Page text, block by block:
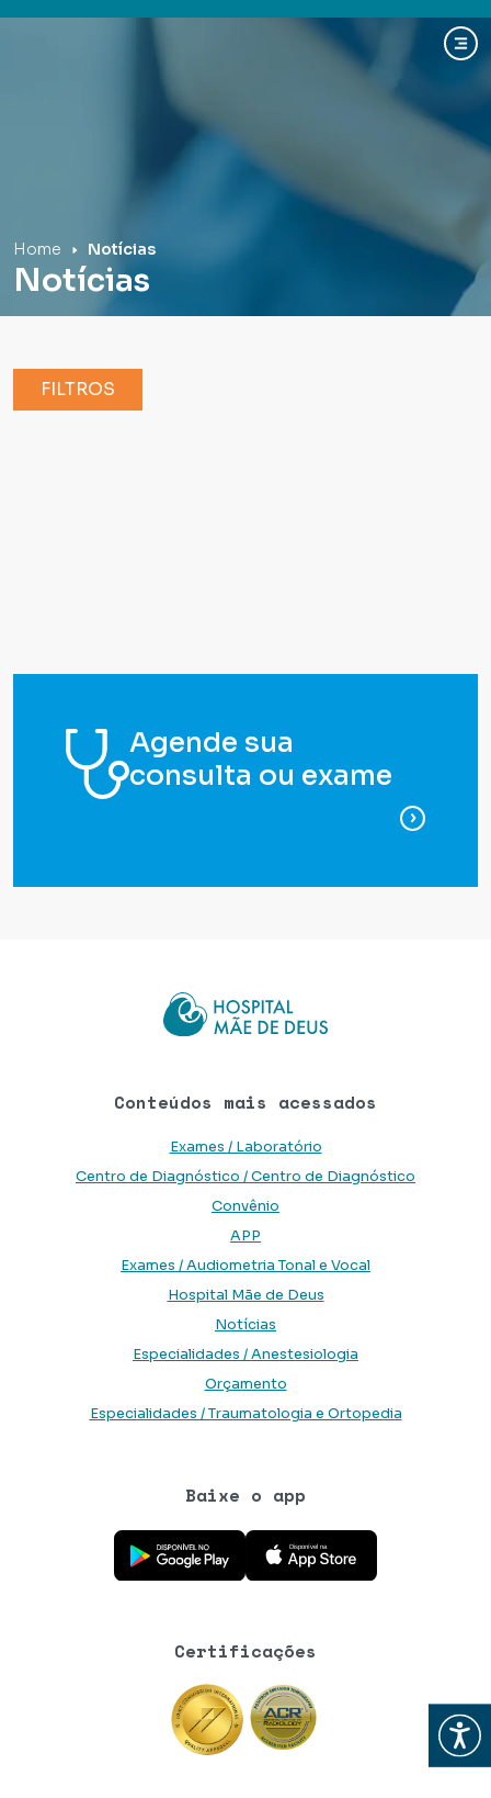
Abrir
Home Notícias
Notícias
FILTROS
Agende sua
consulta ou exame
para
Conteúdos mais acessados
Exames / Laboratório
Centro de Diagnóstico / Centro de Diagnóstico
Convênio
APP
Exames / Audiometria Tonal e Vocal
Hospital Mãe de Deus
Notícias
Especialidades / Anestesiologia
Orçamento
Especialidades / Traumatologia e Ortopedia
Baixe o app
Baixe o aplicativo na Google Play Store
Baixe o aplicativo na App Store
Certificações